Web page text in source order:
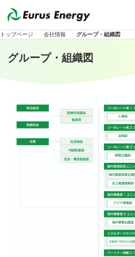
Globalお問い合わせメニュー
トップページ 会社情報 グループ・組織図
グループ・組織図